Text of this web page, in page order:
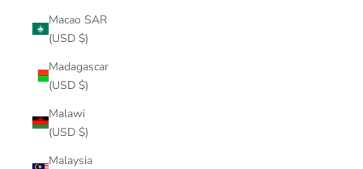
Macao SAR
(USD $)
Madagascar
(USD $)
Malawi
(USD $)
Malaysia